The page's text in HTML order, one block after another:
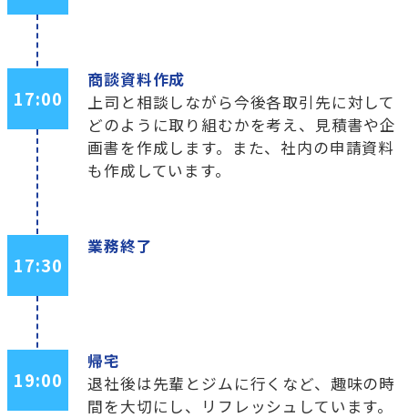
17:00
商談資料作成
上司と相談しながら今後各取引先に対して
どのように取り組むかを考え、見積書や企
画書を作成します。また、社内の申請資料
も作成しています。
17:30
業務終了
19:00
帰宅
退社後は先輩とジムに行くなど、趣味の時
間を大切にし、リフレッシュしています。